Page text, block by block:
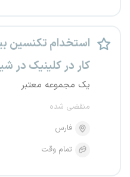
استخدام تکنسین
کار در کلینیک در
یک مجموعه معتبر
منقضی شده
فارس
تمام وقت